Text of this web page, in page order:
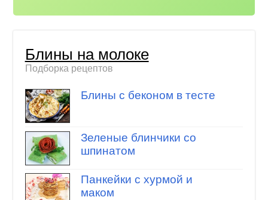
Блины на молоке
Подборка рецептов
Блины с беконом в тесте
Зеленые блинчики со
шпинатом
Панкейки с хурмой и
маком